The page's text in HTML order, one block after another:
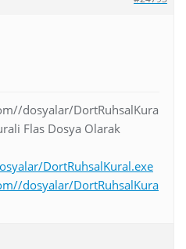
dosyalar/DortRuhsalKura
Flas Dosya Olarak
DortRuhsalKural.exe
dosyalar/DortRuhsalKura